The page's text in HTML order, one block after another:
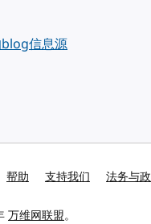
信息源
帮助 支持我们 法务与
万维网联盟。